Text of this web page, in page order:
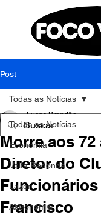
Post
Todas as Notícias
Economia
Volta Redonda
Lazer
Astronomia
Todas as Notícias
Morre aos
Diretor do
Francisco
Lucas Brandão
6 de set. de 2023